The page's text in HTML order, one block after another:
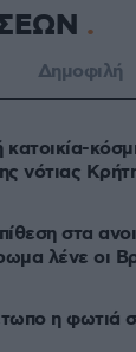
Δημοφιλή
κατοικία-
νότιας
στα
λένε οι
η φωτιά